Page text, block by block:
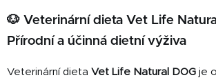
l
á
d
🐶 Veterinární dieta Vet Life
Přírodní a účinná dietní výživa
Veterinární dieta Vet Life Natural DOG je